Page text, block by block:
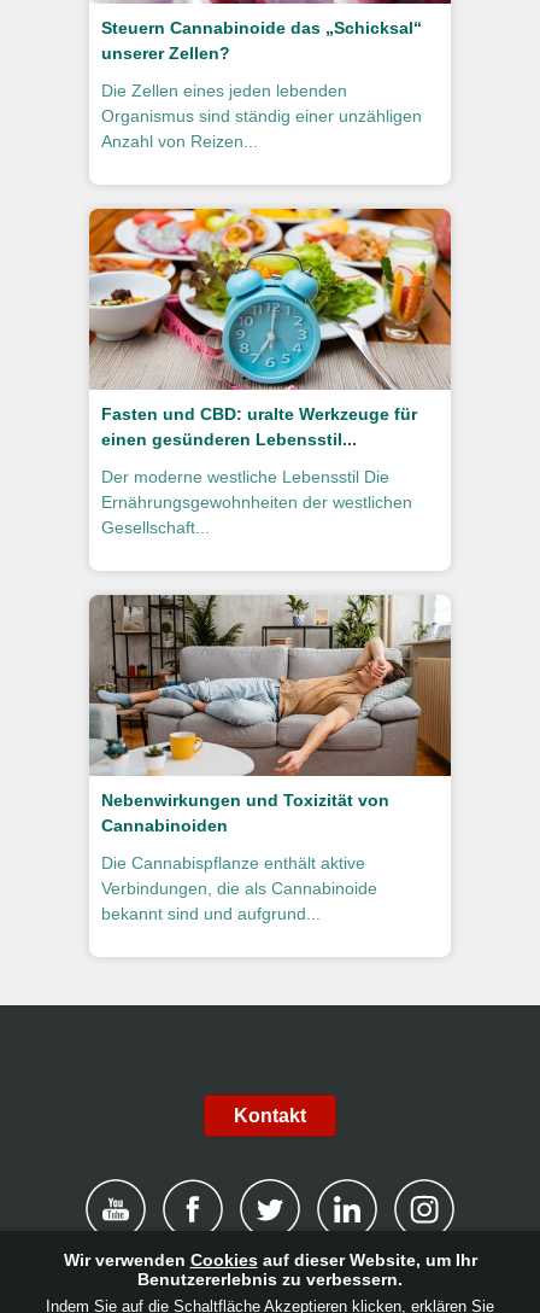
Steuern Cannabinoide das „Schicksal“
unserer Zellen?
Die Zellen eines jeden lebenden
Organismus sind ständig einer unzähligen
Anzahl von Reizen...
Fasten und CBD: uralte Werkzeuge für
einen gesünderen Lebensstil...
Der moderne westliche Lebensstil Die
Ernährungsgewohnheiten der westlichen
Gesellschaft...
Nebenwirkungen und Toxizität von
Cannabinoiden
Die Cannabispflanze enthält aktive
Verbindungen, die als Cannabinoide
bekannt sind und aufgrund...
Kontakt
|Haftungsausschluss Datenschutzerklärung Cookies
Wir verwenden Cookiesauf dieser Website, um Ihr
Benutzererlebnis zu verbessern.
Indem Sie auf die Schaltfläche Akzeptieren klicken, erklären Sie